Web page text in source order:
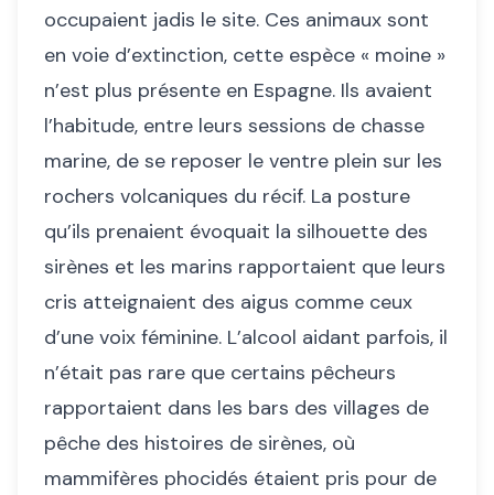
occupaient jadis le site. Ces animaux sont
en voie d’extinction, cette espèce « moine »
n’est plus présente en Espagne. Ils avaient
l’habitude, entre leurs sessions de chasse
marine, de se reposer le ventre plein sur les
rochers volcaniques du récif. La posture
qu’ils prenaient évoquait la silhouette des
sirènes et les marins rapportaient que leurs
cris atteignaient des aigus comme ceux
d’une voix féminine. L’alcool aidant parfois, il
n’était pas rare que certains pêcheurs
rapportaient dans les bars des villages de
pêche des histoires de sirènes, où
mammifères phocidés étaient pris pour de